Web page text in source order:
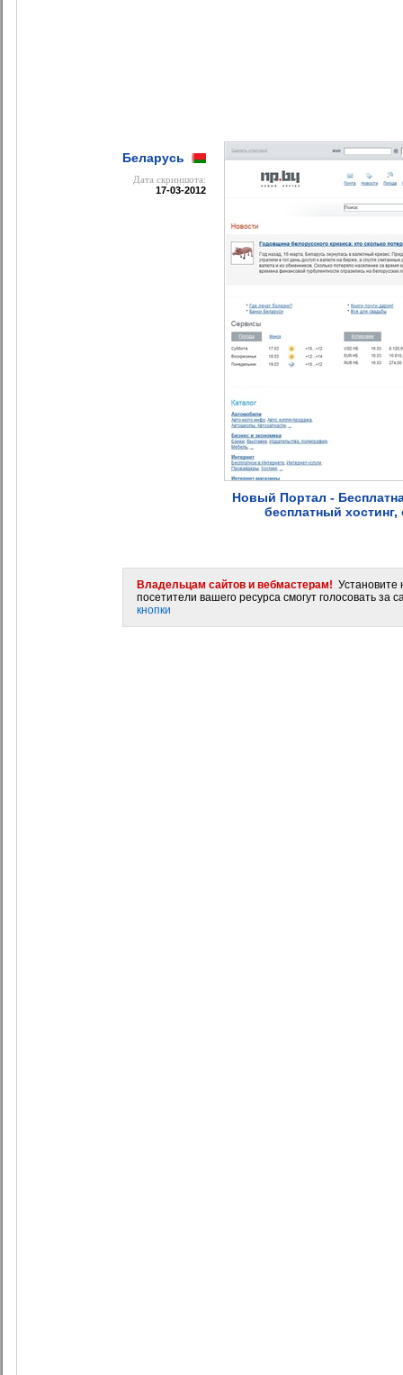
Беларусь
Дата cкриншота:
17-03-2012
Новый Портал -
бесплатный
Владельцам сайтов и вебмастерам! Установите
посетители вашего ресурса смогут голосовать за
кнопки